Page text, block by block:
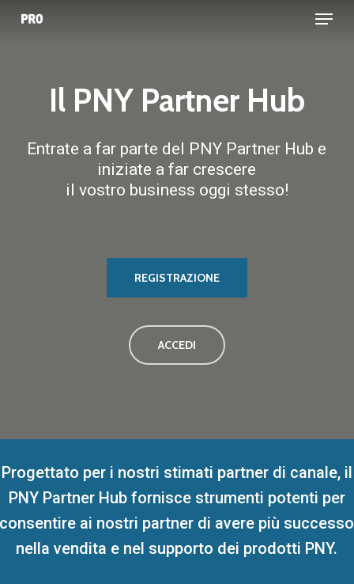
principale
Menu
Il PNY Partner Hub
Entrate a far parte del PNY Partner Hub e
iniziate a far crescere
il vostro business oggi stesso!
REGISTRAZIONE
ACCEDI
Progettato per i nostri stimati partner di canale, il
PNY Partner Hub fornisce strumenti potenti per
consentire ai nostri partner di avere più successo
nella vendita e nel supporto dei prodotti PNY.